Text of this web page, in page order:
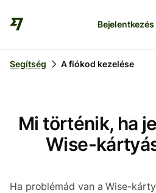
Bejelentkezés
Segítség A fiókod kezelése
Mi történik, ha
Wise-
Ha problémád van a Wise-